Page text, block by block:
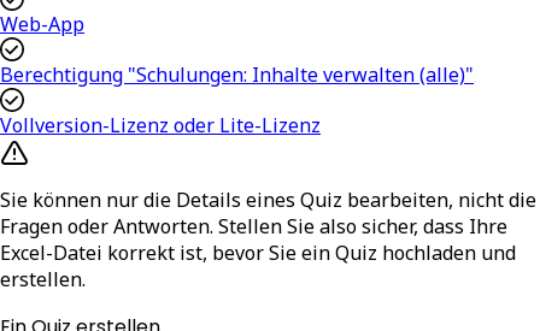
Web-App
Berechtigung "Schulungen: Inhalte verwalten (alle)"
Vollversion-Lizenz oder Lite-Lizenz
Sie können nur die Details eines Quiz bearbeiten, nicht die
Fragen oder Antworten. Stellen Sie also sicher, dass Ihre
Excel-Datei korrekt ist, bevor Sie ein Quiz hochladen und
erstellen.